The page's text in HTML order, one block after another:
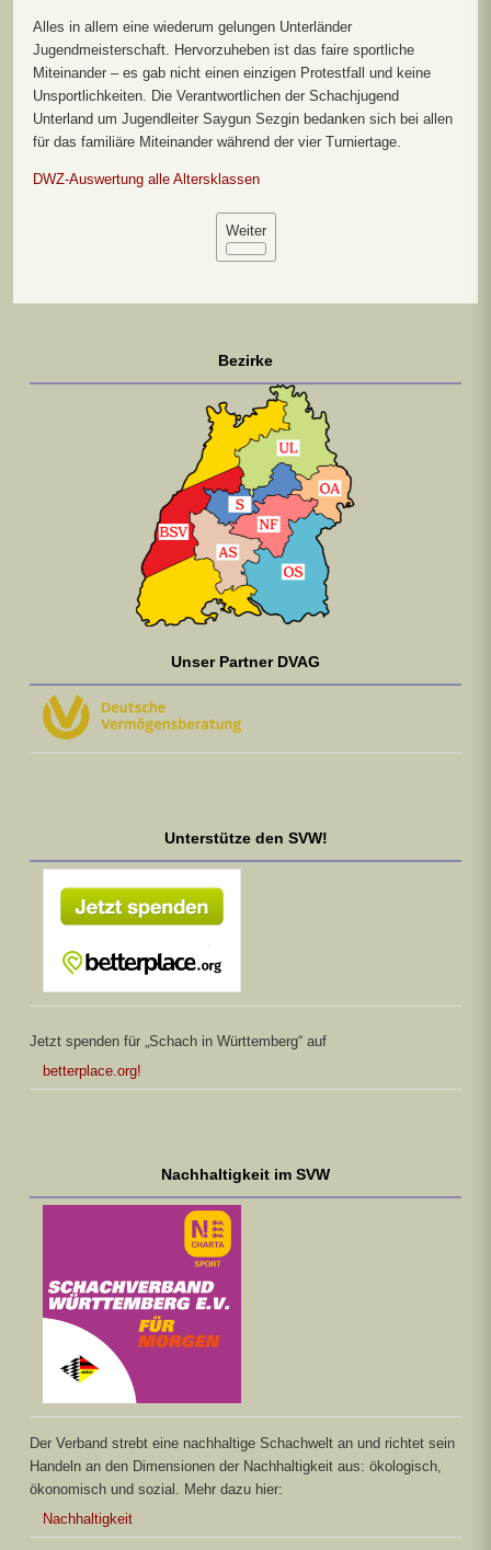
Alles in allem eine wiederum gelungen Unterländer
Jugendmeisterschaft. Hervorzuheben ist das faire sportliche
Miteinander – es gab nicht einen einzigen Protestfall und keine
Unsportlichkeiten. Die Verantwortlichen der Schachjugend
Unterland um Jugendleiter Saygun Sezgin bedanken sich bei allen
für das familiäre Miteinander während der vier Turniertage.
DWZ-Auswertung alle Altersklassen
Weiter
Bezirke
Unser Partner DVAG
Unterstütze den SVW!
Jetzt spenden für „Schach in Württemberg“ auf
betterplace.org!
Nachhaltigkeit im SVW
Der Verband strebt eine nachhaltige Schachwelt an und richtet sein
Handeln an den Dimensionen der Nachhaltigkeit aus: ökologisch,
ökonomisch und sozial. Mehr dazu hier:
Nachhaltigkeit